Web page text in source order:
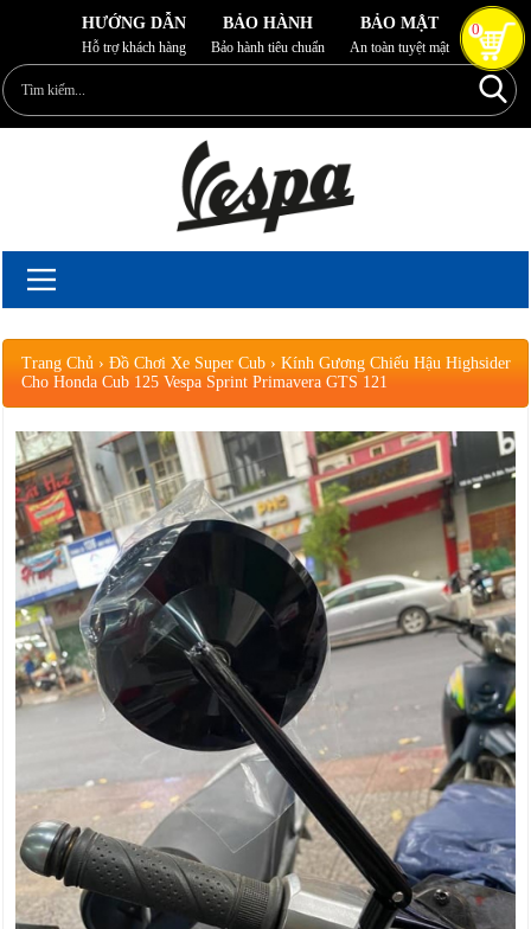
0
HƯỚNG DẪN
Hỗ trợ khách hàng
BẢO HÀNH
Bảo hành tiêu chuẩn
BẢO MẬT
An toàn tuyệt mật
Trang Chủ ›Đồ Chơi Xe Super Cub ›Kính Gương Chiếu Hậu Highsider
Cho Honda Cub 125 Vespa Sprint Primavera GTS 121